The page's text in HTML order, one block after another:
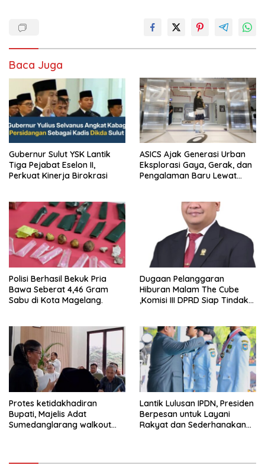
Baca Juga
Gubernur Sulut YSK Lantik
Tiga Pejabat Eselon II,
Perkuat Kinerja Birokrasi
ASICS Ajak Generasi Urban
Eksplorasi Gaya, Gerak, dan
Pengalaman Baru Lewat
Polisi Berhasil Bekuk Pria
Bawa Seberat 4,46 Gram
Sabu di Kota Magelang.
Dugaan Pelanggaran
Hiburan Malam The Cube
,Komisi III DPRD Siap Tindak
Protes ketidakhadiran
Bupati, Majelis Adat
Sumedanglarang walkout
Lantik Lulusan IPDN, Presiden
Berpesan untuk Layani
Rakyat dan Sederhanakan